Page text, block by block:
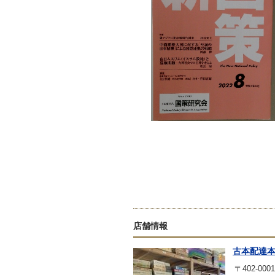
店舗情報
古本配達
〒402-0001